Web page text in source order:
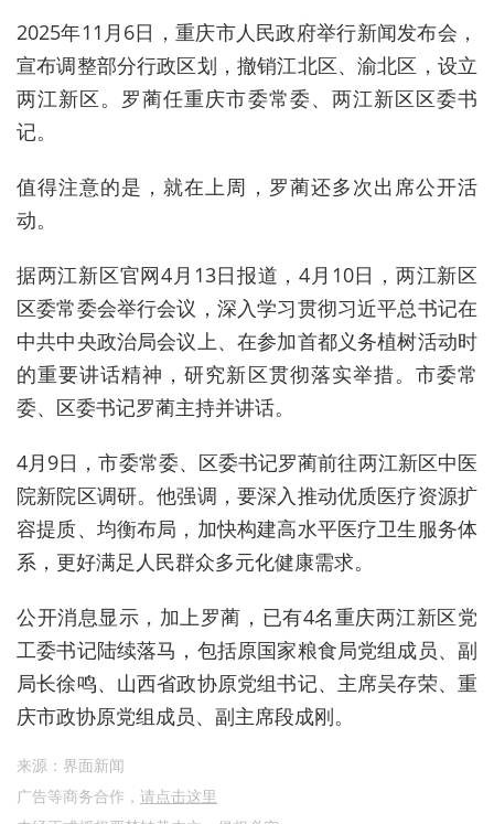
2025年11月6日，重庆市人民政府举行新闻发布会，
宣布调整部分行政区划，撤销江北区、渝北区，设立
两江新区。罗蔺任重庆市委常委、两江新区区委书
记。
值得注意的是，就在上周，罗蔺还多次出席公开活
动。
据两江新区官网4月13日报道，4月10日，两江新区
区委常委会举行会议，深入学习贯彻习近平总书记在
中共中央政治局会议上、在参加首都义务植树活动时
的重要讲话精神，研究新区贯彻落实举措。市委常
委、区委书记罗蔺主持并讲话。
4月9日，市委常委、区委书记罗蔺前往两江新区中医
院新院区调研。他强调，要深入推动优质医疗资源扩
容提质、均衡布局，加快构建高水平医疗卫生服务体
系，更好满足人民群众多元化健康需求。
公开消息显示，加上罗蔺，已有4名重庆两江新区党
工委书记陆续落马，包括原国家粮食局党组成员、副
局长徐鸣、山西省政协原党组书记、主席吴存荣、重
庆市政协原党组成员、副主席段成刚。
来源：界面新闻
广告等商务合作， 请点击这里